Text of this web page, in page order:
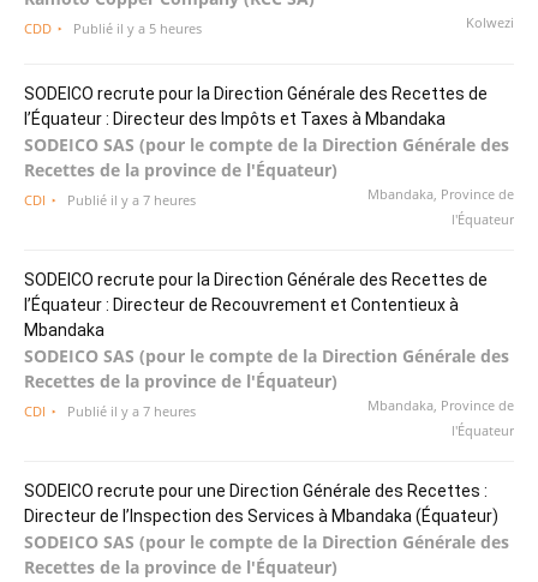
Kolwezi
CDD Publié il y a 5 heures
SODEICO recrute pour la Direction Générale des Recettes de
l’Équateur : Directeur des Impôts et Taxes à Mbandaka
SODEICO SAS (pour le compte de la Direction Générale des
Recettes de la province de l'Équateur)
Mbandaka, Province de
l'Équateur
CDI Publié il y a 7 heures
SODEICO recrute pour la Direction Générale des Recettes de
l’Équateur : Directeur de Recouvrement et Contentieux à
Mbandaka
SODEICO SAS (pour le compte de la Direction Générale des
Recettes de la province de l'Équateur)
Mbandaka, Province de
l'Équateur
CDI Publié il y a 7 heures
SODEICO recrute pour une Direction Générale des Recettes :
Directeur de l’Inspection des Services à Mbandaka (Équateur)
SODEICO SAS (pour le compte de la Direction Générale des
Recettes de la province de l'Équateur)